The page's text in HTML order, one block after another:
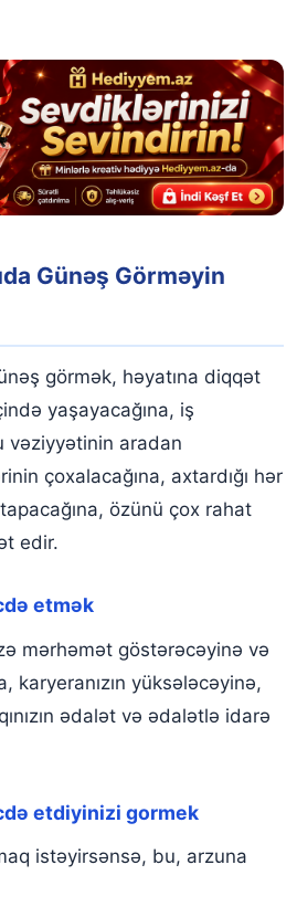
Günəş Görməyin
görmək, həyatına diqqət
yaşayacağına, iş
vəziyyətinin aradan
çoxalacağına, axtardığı hər
özünü çox rahat
edir.
etmək
mərhəmət göstərəcəyinə və
karyeranızın yüksələcəyinə,
ədalət və ədalətlə idarə
etdiyinizi gormek
istəyirsənsə, bu, arzuna